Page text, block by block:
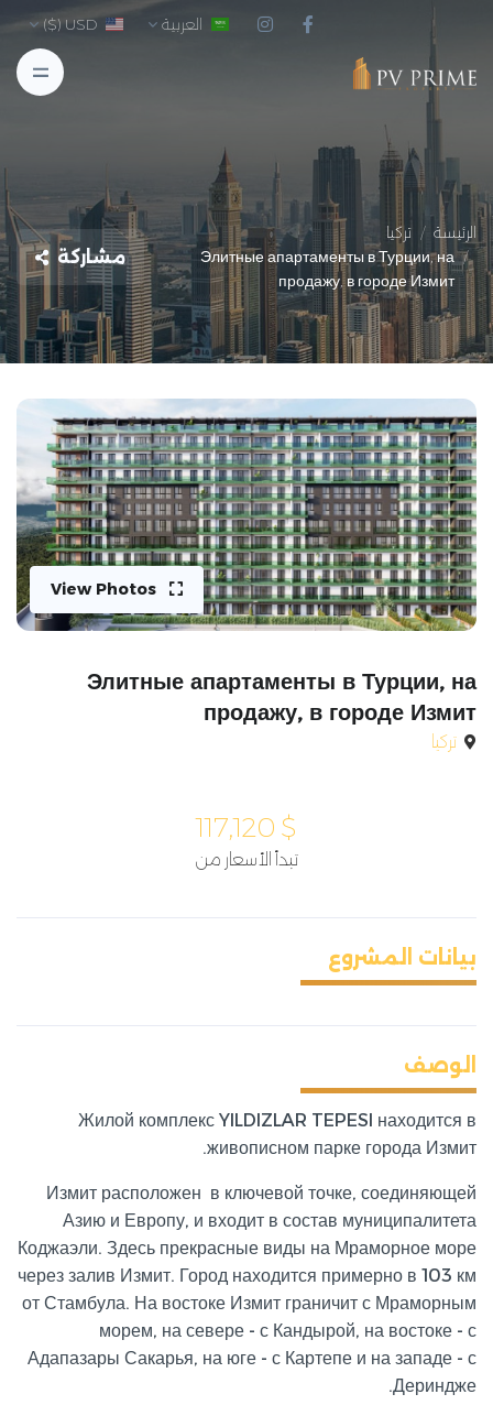
العربية USD ($)
الرئيسة
تركيا
Элитные апартаменты в Турции, на
продажу, в городе Измит
مشاركة
Элитные апартаменты в Турции, на
продажу, в городе Измит
تركيا
$
تبدأ الأسعار من
بيانات المشروع
الوصف
Жилой комплекс YILDIZLAR TEPESI находится в
живописном парке города Измит.
Измит расположен в ключевой точке, соединяющей
Азию и Европу, и входит в состав муниципалитета
Коджаэли. Здесь прекрасные виды на Мраморное море
через залив Измит. Город находится примерно в 103 км
от Стамбула. На востоке Измит граничит с Мраморным
морем, на севере - с Кандырой, на востоке - с
Адапазары Сакарья, на юге - с Картепе и на западе - с
Дериндже.